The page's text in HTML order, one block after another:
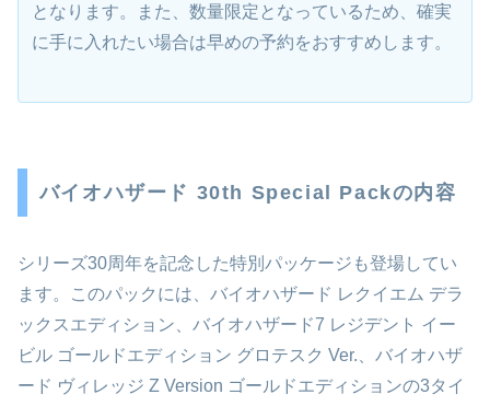
となります。また、数量限定となっているため、確実
に手に入れたい場合は早めの予約をおすすめします。
バイオハザード 30th Special Packの内容
シリーズ30周年を記念した特別パッケージも登場してい
ます。このパックには、バイオハザード レクイエム デラ
ックスエディション、バイオハザード7 レジデント イー
ビル ゴールドエディション グロテスク Ver.、バイオハザ
ード ヴィレッジ Z Version ゴールドエディションの3タイ